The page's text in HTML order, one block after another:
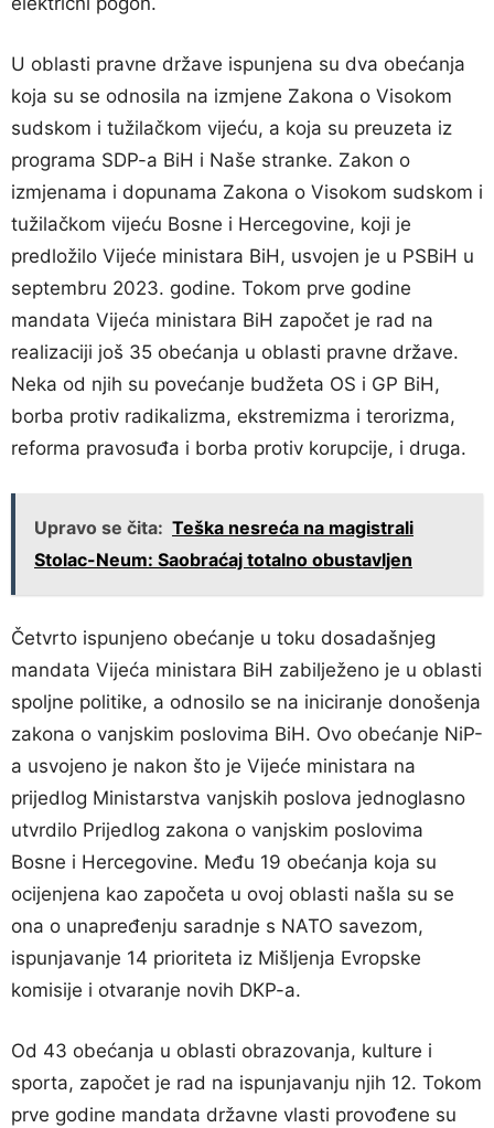
U oblasti pravne države ispunjena su dva obećanja
koja su se odnosila na izmjene Zakona o Visokom
sudskom i tužilačkom vijeću, a koja su preuzeta iz
programa SDP-a BiH i Naše stranke. Zakon o
izmjenama i dopunama Zakona o Visokom sudskom i
tužilačkom vijeću Bosne i Hercegovine, koji je
predložilo Vijeće ministara BiH, usvojen je u PSBiH u
septembru 2023. godine. Tokom prve godine
mandata Vijeća ministara BiH započet je rad na
realizaciji još 35 obećanja u oblasti pravne države.
Neka od njih su povećanje budžeta OS i GP BiH,
borba protiv radikalizma, ekstremizma i terorizma,
reforma pravosuđa i borba protiv korupcije, i druga.
Upravo se čita: Teška nesreća na magistrali
Stolac-Neum: Saobraćaj totalno obustavljen
Četvrto ispunjeno obećanje u toku dosadašnjeg
mandata Vijeća ministara BiH zabilježeno je u oblasti
spoljne politike, a odnosilo se na iniciranje donošenja
zakona o vanjskim poslovima BiH. Ovo obećanje NiP-
a usvojeno je nakon što je Vijeće ministara na
prijedlog Ministarstva vanjskih poslova jednoglasno
utvrdilo Prijedlog zakona o vanjskim poslovima
Bosne i Hercegovine. Među 19 obećanja koja su
ocijenjena kao započeta u ovoj oblasti našla su se
ona o unapređenju saradnje s NATO savezom,
ispunjavanje 14 prioriteta iz Mišljenja Evropske
komisije i otvaranje novih DKP-a.
Od 43 obećanja u oblasti obrazovanja, kulture i
sporta, započet je rad na ispunjavanju njih 12. Tokom
prve godine mandata državne vlasti provođene su